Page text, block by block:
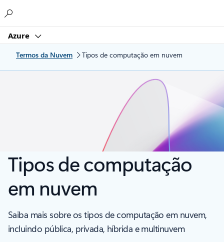
Azure
Termos da Nuvem Tipos de computação em nuvem
Tipos de computação
em nuvem
Saiba mais sobre os tipos de computação em nuvem,
incluindo pública, privada, híbrida e multinuvem